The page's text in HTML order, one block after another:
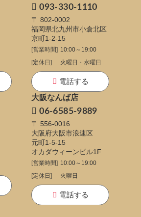
093-330-1110
〒 802-0002
福岡県北九州市小倉北区
京町1-2-15
[営業時間] 10:00～19:00
[定休日]
火曜日・水曜日
電話する
大阪なんば店
06-6585-9889
〒 556-0016
大阪府大阪市浪速区
元町1-5-15
オカダウィーンビル1F
[営業時間] 10:00～19:00
[定休日]
火曜日
電話する